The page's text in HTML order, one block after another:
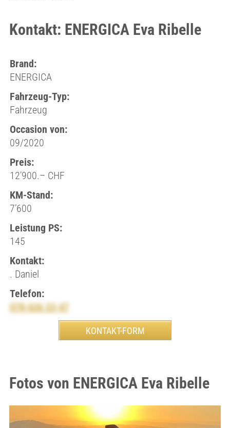
Kontakt: ENERGICA Eva Ribelle
Brand:
ENERGICA
Fahrzeug-Typ:
Fahrzeug
Occasion von:
09/2020
Preis:
12’900.– CHF
KM-Stand:
7’600
Leistung PS:
145
Kontakt:
. Daniel
Telefon:
078 626 23 47
Fotos von ENERGICA Eva Ribelle